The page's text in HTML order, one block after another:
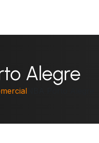
Alegre